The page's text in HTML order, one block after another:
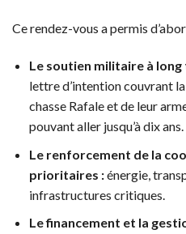
Ce rendez-vous a permis
Le soutien militaire à long
lettre d’intention couvrant
chasse Rafale et de leur
pouvant aller jusqu’à dix ans.
Le renforcement de la
prioritaires :énergie,
infrastructures critiques.
Le financement et la